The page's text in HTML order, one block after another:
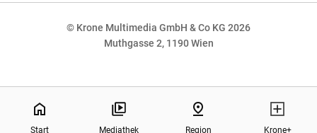
© Krone Multimedia GmbH & Co KG 2026
Muthgasse 2, 1190 Wien
home
Start Mediathek
pin_drop
Region Krone+
NaN%